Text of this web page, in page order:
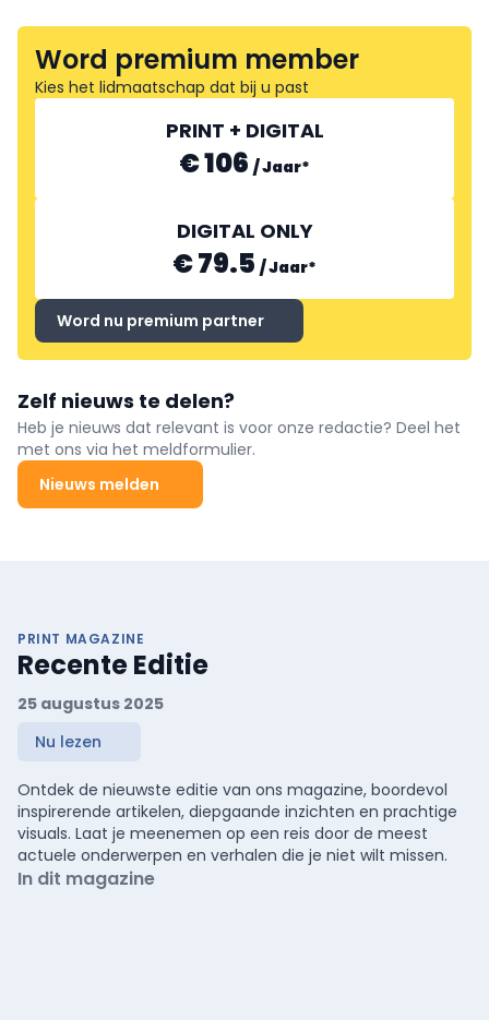
Word premium member
Kies het lidmaatschap dat bij u past
PRINT + DIGITAL
€ 106 /Jaar*
DIGITAL ONLY
€ 79.5 /Jaar*
Word nu premium partner
Zelf nieuws te delen?
Heb je nieuws dat relevant is voor onze redactie? Deel het
met ons via het meldformulier.
Nieuws melden
PRINT MAGAZINE
Recente Editie
25 augustus 2025
Nu lezen
Ontdek de nieuwste editie van ons magazine, boordevol
inspirerende artikelen, diepgaande inzichten en prachtige
visuals. Laat je meenemen op een reis door de meest
actuele onderwerpen en verhalen die je niet wilt missen.
In dit magazine